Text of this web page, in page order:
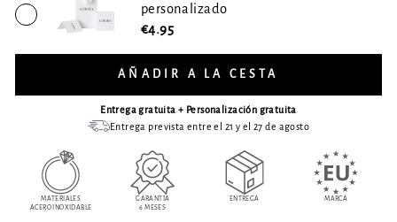
personalizado
€4.95
AÑADIR A LA CESTA
Entrega gratuita + Personalización gratuita
Entrega prevista entre el 21 y el 27 de agosto
MATERIALES
ACERO INOXIDABLE
GARANTÍA
6 MESES
ENTREGA MARCA